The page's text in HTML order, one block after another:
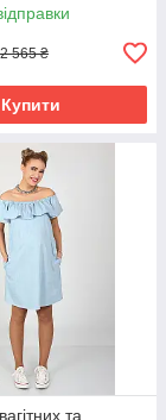
2 565 ₴
Купити
та